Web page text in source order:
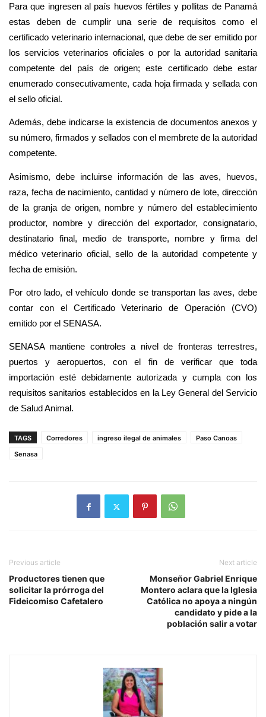
Para que ingresen al país huevos fértiles y pollitas de Panamá
estas deben de cumplir una serie de requisitos como el
certificado veterinario internacional, que debe de ser emitido por
los servicios veterinarios oficiales o por la autoridad sanitaria
competente del país de origen; este certificado debe estar
enumerado consecutivamente, cada hoja firmada y sellada con
el sello oficial.
Además, debe indicarse la existencia de documentos anexos y
su número, firmados y sellados con el membrete de la autoridad
competente.
Asimismo, debe incluirse información de las aves, huevos,
raza, fecha de nacimiento, cantidad y número de lote, dirección
de la granja de origen, nombre y número del establecimiento
productor, nombre y dirección del exportador, consignatario,
destinatario final, medio de transporte, nombre y firma del
médico veterinario oficial, sello de la autoridad competente y
fecha de emisión.
Por otro lado, el vehículo donde se transportan las aves, debe
contar con el Certificado Veterinario de Operación (CVO)
emitido por el SENASA.
SENASA mantiene controles a nivel de fronteras terrestres,
puertos y aeropuertos, con el fin de verificar que toda
importación esté debidamente autorizada y cumpla con los
requisitos sanitarios establecidos en la Ley General del Servicio
de Salud Animal.
TAGS Corredores ingreso ilegal de animales
Paso Canoas
Senasa
Previous article
Productores tienen que
solicitar la prórroga del
Fideicomiso Cafetalero
Next article
Monseñor Gabriel Enrique
Montero aclara que la Iglesia
Católica no apoya a ningún
candidato y pide a la
población salir a votar